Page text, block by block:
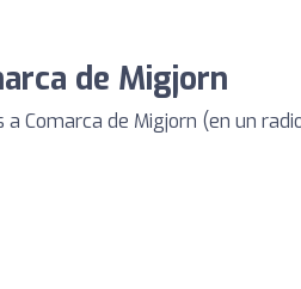
de Migjorn
Comarca de Migjorn (en un